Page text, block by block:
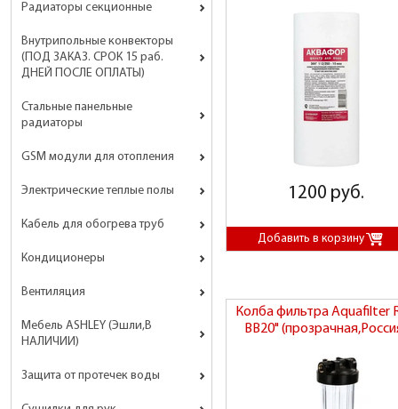
Радиаторы секционные
Внутрипольные конвекторы
(ПОД ЗАКАЗ. СРОК 15 раб.
ДНЕЙ ПОСЛЕ ОПЛАТЫ)
Стальные панельные
радиаторы
GSM модули для отопления
Электрические теплые полы
Кабель для обогрева труб
Кондиционеры
Вентиляция
Мебель ASHLEY (Эшли,В
НАЛИЧИИ)
Защита от протечек воды
1200 руб.
Колба фильтра Aquafilter
BB20"